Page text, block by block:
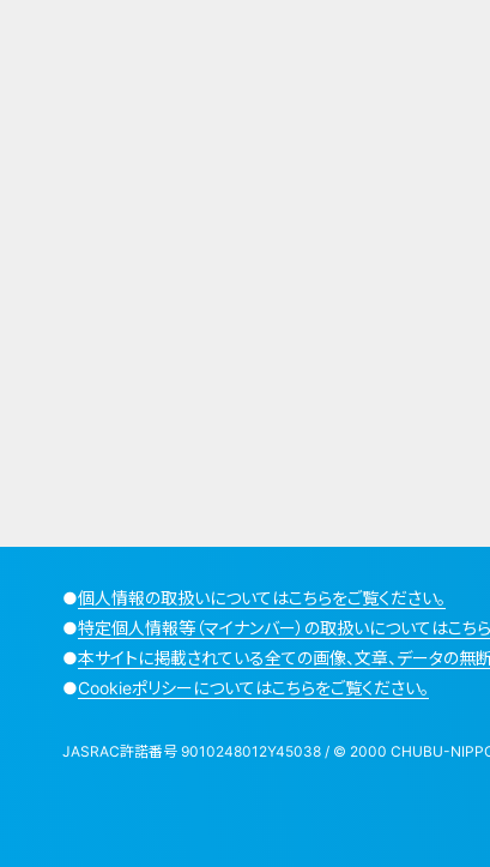
●個人情報の取扱いについてはこちらをご覧ください。
●特定個人情報等（マイナンバー）の取扱いについてはこちら
●本サイトに掲載されている全ての画像、文章、データの無断
●Cookieポリシーについてはこちらをご覧ください。
JASRAC許諾番号 9010248012Y45038 / © 2000 CHUBU-